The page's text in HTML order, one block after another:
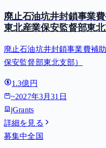
廃止石油坑井封鎖事業
東北産業保安監督部東北
廃止石油坑井封鎖事業費補
保安監督部東北支部）
1.3億円
~2027年3月31日
jGrants
詳細を見る
募集中全国